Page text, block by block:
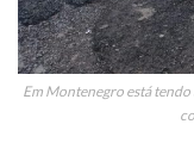
Em Montenegro está tendo